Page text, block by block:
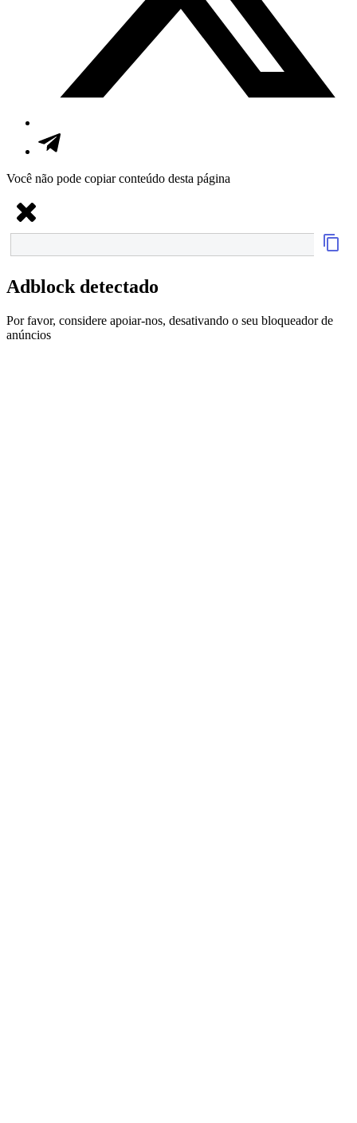
Você não pode copiar conteúdo desta página
Adblock detectado
Por favor, considere apoiar-nos, desativando o seu bloqueador de
anúncios